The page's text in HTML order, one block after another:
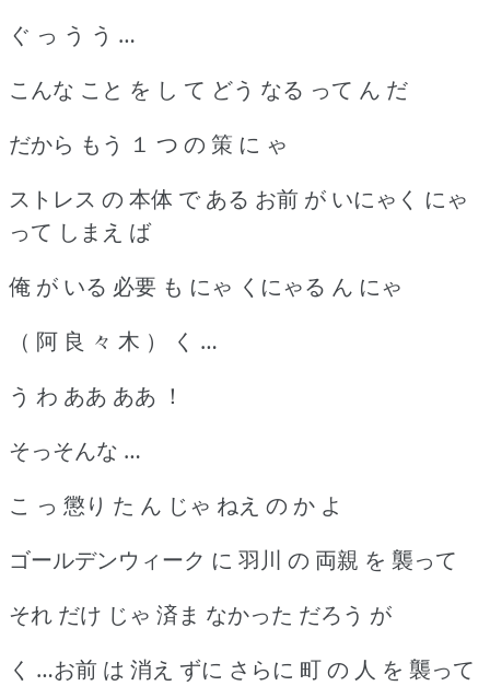
ぐ っ う う …
こんな こと を し て どう なる って ん だ
だから もう １ つ の 策 に ゃ
ストレス の 本体 で ある お前 が いにゃく にゃ
って しまえ ば
俺 が いる 必要 も にゃ くにゃる ん にゃ
（ 阿 良 々 木 ） く …
う わ ああ ああ ！
そっそんな …
こ っ 懲り た ん じゃ ねえ の か よ
ゴールデンウィーク に 羽川 の 両親 を 襲って
それ だけ じゃ 済ま なかった だろう が
く …お前 は 消え ずに さらに 町 の 人 を 襲って